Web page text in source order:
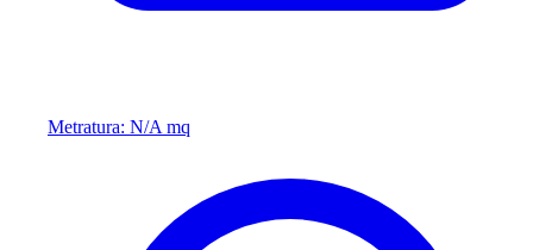
Metratura: N/A mq